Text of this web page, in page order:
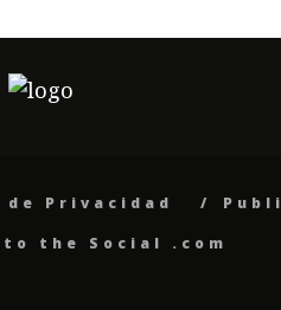
Privacidad
to the Social .com